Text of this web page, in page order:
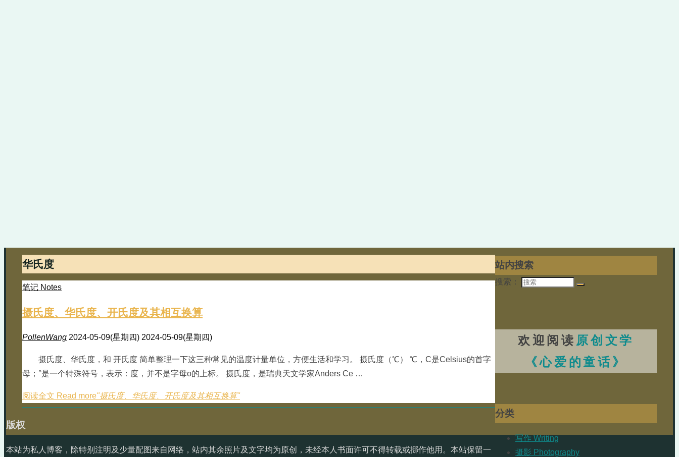
华氏度
笔记 Notes
摄氏度、华氏度、开氏度及其相互换算
PollenWang 2024-05-09(星期四) 2024-05-09(星期四)
摄氏度、华氏度，和 开氏度 简单整理一下这三种常见的温度计量单位，方便生活和学习。 摄氏度（℃） ℃，C是Celsius的首字
母；°是一个特殊符号，表示：度，并不是字母o的上标。 摄氏度，是瑞典天文学家Anders Ce …
阅读全文 Read more"摄氏度、华氏度、开氏度及其相互换算"
站内搜索
搜索：
欢迎阅读 原创文学
《心爱的童话》
分类
写作 Writing
摄影 Photography
版权
本站为私人博客，除特别注明及少量配图来自网络，站内其余照片及文字均为原创，未经本人书面许可不得转载或挪作他用。本站保留一